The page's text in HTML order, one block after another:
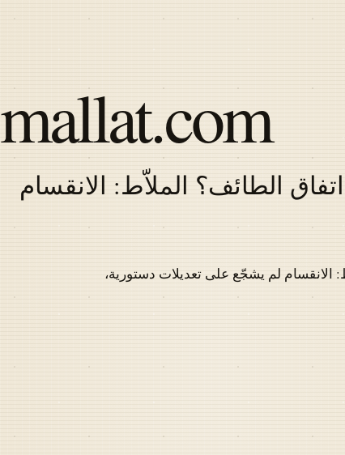
mallat.com
Latest
الطائف؟ الملاّط: الانقسام
الانقسام لم يشجّع على تعديلات دستورية،